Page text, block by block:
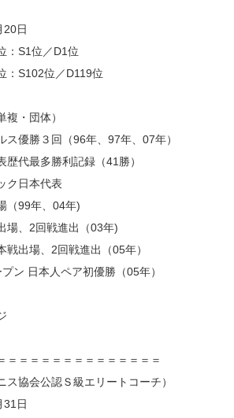
20日
：S1位／D1位
：S102位／D119位
複・団体）
ス優勝３回（96年、97年、07年）
代最多勝利記録（41勝）
ク日本代表
（99年、04年)
場、2回戦進出（03年)
戦出場、2回戦進出（05年）
ン 日本人ペア初優勝（05年）
＝＝＝＝＝＝＝＝＝＝＝＝＝＝
ス協会公認Ｓ級エリートコーチ）
31日